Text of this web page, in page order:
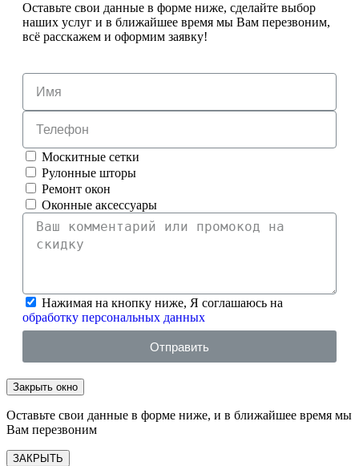
Оставьте свои данные в форме ниже, сделайте выбор
наших услуг и в ближайшее время мы Вам перезвоним,
всё расскажем и оформим заявку!
Москитные сетки
Рулонные шторы
Ремонт окон
Оконные аксессуары
Нажимая на кнопку ниже, Я соглашаюсь на
обработку персональных данных
Отправить
Закрыть окно
Оставьте свои данные в форме ниже, и в ближайшее время мы
Вам перезвоним
ЗАКРЫТЬ